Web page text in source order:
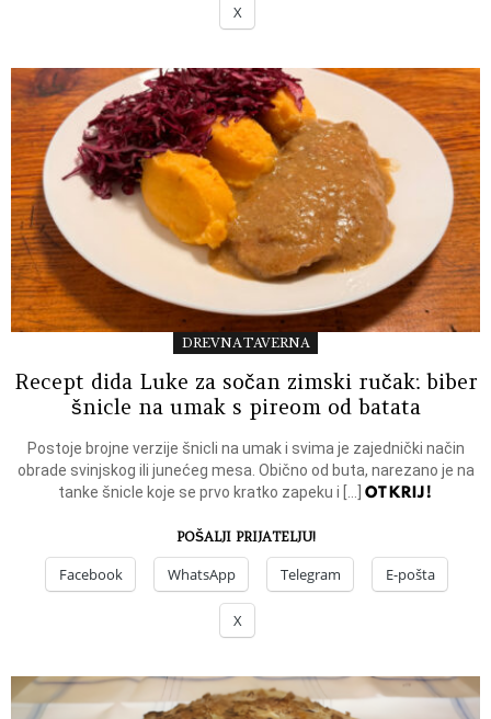
X
DREVNA TAVERNA
Recept dida Luke za sočan zimski ručak: biber
šnicle na umak s pireom od batata
Postoje brojne verzije šnicli na umak i svima je zajednički način
obrade svinjskog ili junećeg mesa. Obično od buta, narezano je na
tanke šnicle koje se prvo kratko zapeku i […] OTKRIJ!
POŠALJI PRIJATELJU!
Facebook WhatsApp Telegram E-pošta
X